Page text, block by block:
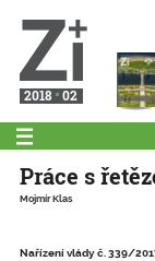
2018 02
Práce s
Mojmír Klas
Nařízení vlády č. 339/